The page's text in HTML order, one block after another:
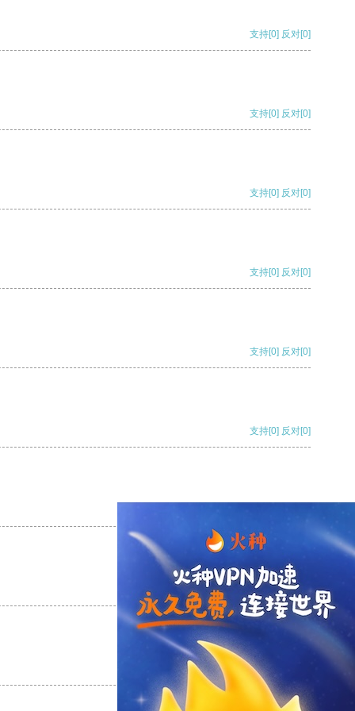
支持[0] 反对[0]
支持[0] 反对[0]
支持[0] 反对[0]
支持[0] 反对[0]
支持[0] 反对[0]
支持[0] 反对[0]
支持 [0] 反对 [0]
支持